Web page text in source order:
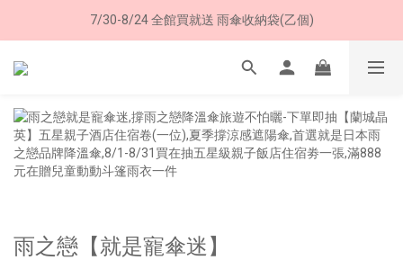
8/8 父親節限定 超商取貨免運費
7/30-8/24 全館買就送 雨傘收納袋(乙個)
8/8 父親節限定 超商取貨免運費
雨之戀【就是寵傘迷】